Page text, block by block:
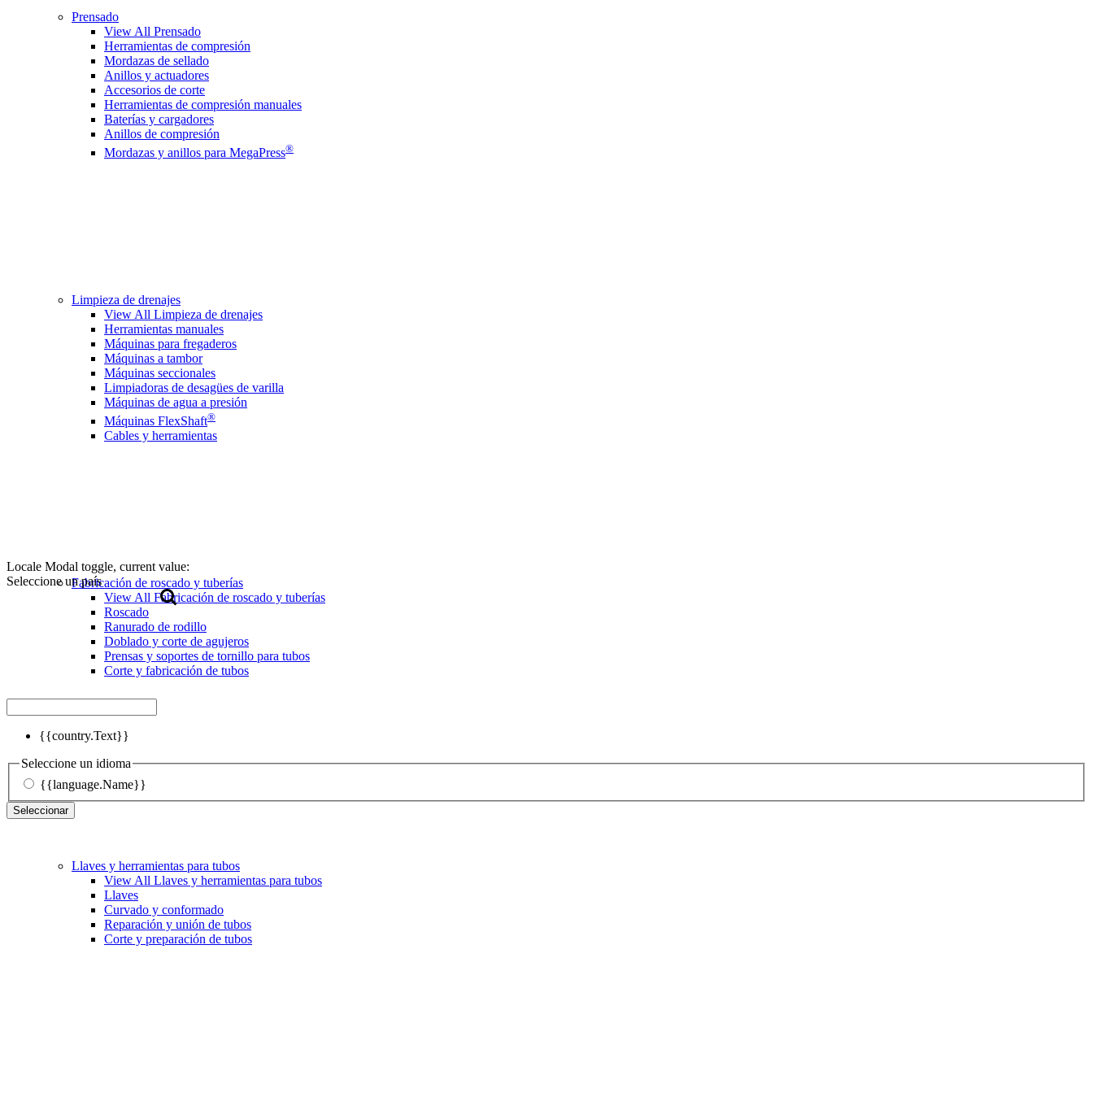
Locale Modal toggle, current value:
Seleccione un país
{{country.Text}}
Seleccione un idioma
{{language.Name}}
Seleccionar
Prensado
View All Prensado
Herramientas de compresión
Mordazas de sellado
Anillos y actuadores
Accesorios de corte
Herramientas de compresión manuales
Baterías y cargadores
Anillos de compresión
Mordazas y anillos para MegaPress®
Limpieza de drenajes
View All Limpieza de drenajes
Herramientas manuales
Máquinas para fregaderos
Máquinas a tambor
Máquinas seccionales
Limpiadoras de desagües de varilla
Máquinas de agua a presión
Máquinas FlexShaft®
Cables y herramientas
Fabricación de roscado y tuberías
View All Fabricación de roscado y tuberías
Roscado
Ranurado de rodillo
Doblado y corte de agujeros
Prensas y soportes de tornillo para tubos
Corte y fabricación de tubos
Llaves y herramientas para tubos
View All Llaves y herramientas para tubos
Llaves
Curvado y conformado
Reparación y unión de tubos
Corte y preparación de tubos